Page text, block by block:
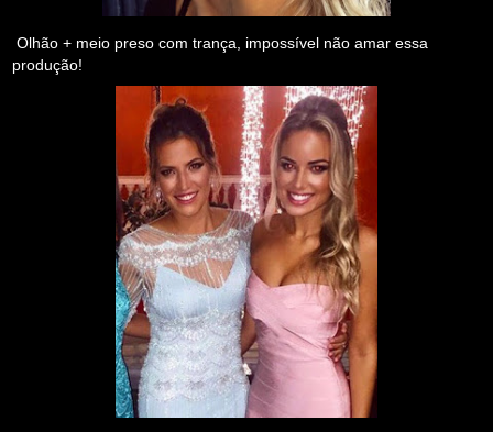
Olhão + meio preso com trança, impossível não amar essa
produção!